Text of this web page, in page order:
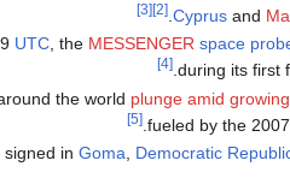
Cyprusand
.
[2]
[3]
UTC, the MESSENGER space
during its first
.
[4]
the world plunge amid
fueled by the 2007
.
[5]
in Goma Democratic